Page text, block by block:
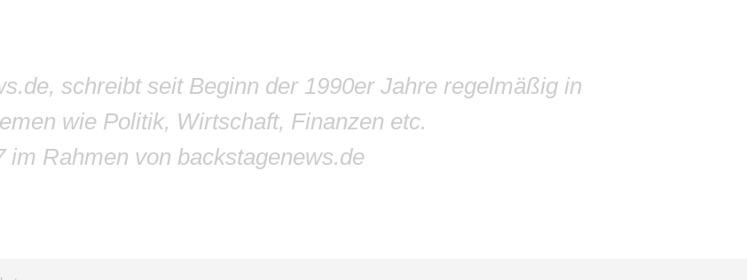
schreibt seit Beginn der 1990er Jahre regelmäßig in
wie Politik, Wirtschaft, Finanzen etc.
im Rahmen von backstagenews.de